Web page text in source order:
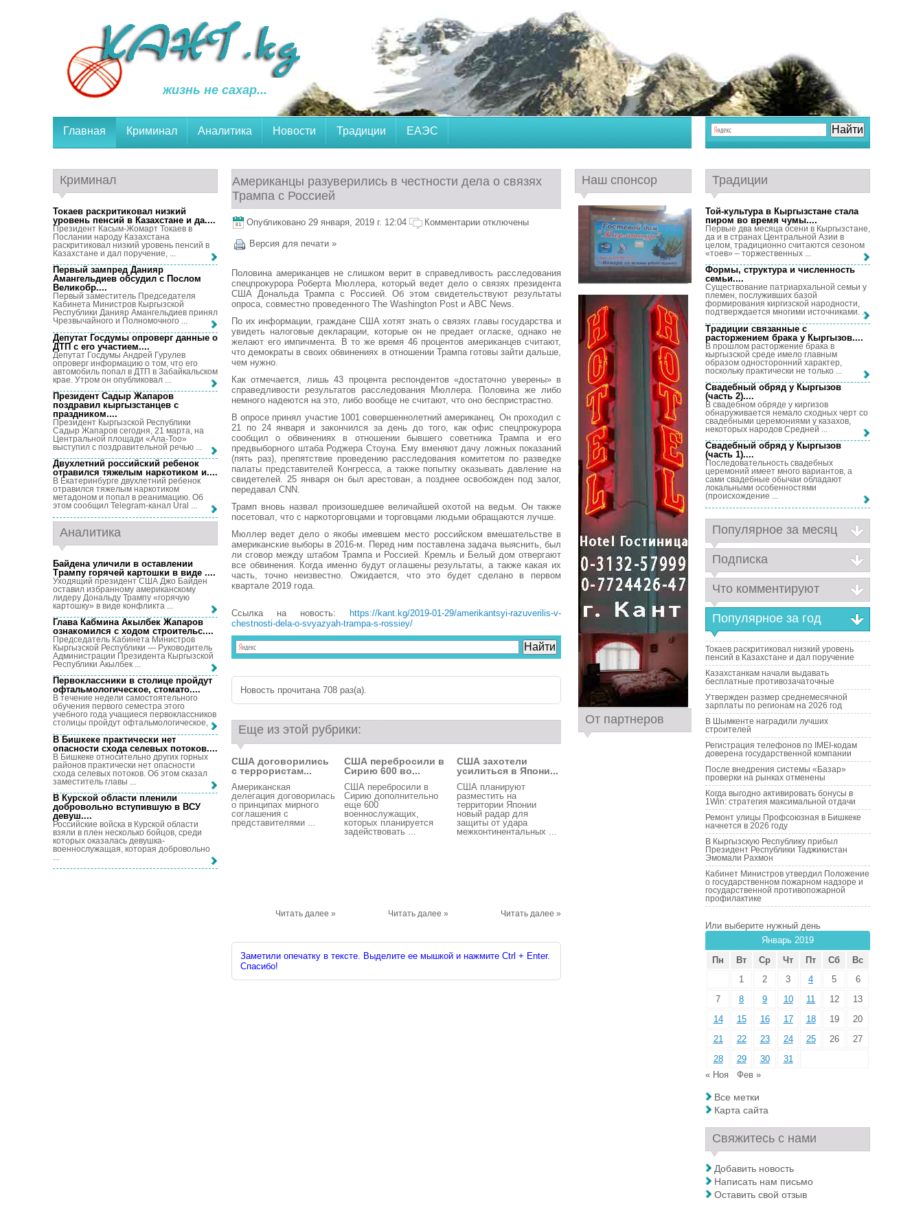
жизнь не сахар...
Главная Криминал Аналитика Новости Традиции ЕАЭС
Американцы разуверились в честности дела о связях
Трампа с Россией
Опубликовано 29 января, 2019 г. 12:04 Комментарии отключены
Версия для печати »
Половина американцев не слишком верит в справедливость расследования
спецпрокурора Роберта Мюллера, который ведет дело о связях президента
США Дональда Трампа с Россией. Об этом свидетельствуют результаты
опроса, совместно проведенного The Washington Post и ABC News.
По их информации, граждане США хотят знать о связях главы государства и
увидеть налоговые декларации, которые он не предает огласке, однако не
желают его импичмента. В то же время 46 процентов американцев считают,
что демократы в своих обвинениях в отношении Трампа готовы зайти дальше,
чем нужно.
Как отмечается, лишь 43 процента респондентов «достаточно уверены» в
справедливости результатов расследования Мюллера. Половина же либо
немного надеются на это, либо вообще не считают, что оно беспристрастно.
В опросе принял участие 1001 совершеннолетний американец. Он проходил с
21 по 24 января и закончился за день до того, как офис спецпрокурора
сообщил о обвинениях в отношении бывшего советника Трампа и его
предвыборного штаба Роджера Стоуна. Ему вменяют дачу ложных показаний
(пять раз), препятствие проведению расследования комитетом по разведке
палаты представителей Конгресса, а также попытку оказывать давление на
свидетелей. 25 января он был арестован, а позднее освобожден под залог,
передавал CNN.
Трамп вновь назвал произошедшее величайшей охотой на ведьм. Он также
посетовал, что с наркоторговцами и торговцами людьми обращаются лучше.
Мюллер ведет дело о якобы имевшем место российском вмешательстве в
американские выборы в 2016-м. Перед ним поставлена задача выяснить, был
ли сговор между штабом Трампа и Россией. Кремль и Белый дом отвергают
все обвинения. Когда именно будут оглашены результаты, а также какая их
часть, точно неизвестно. Ожидается, что это будет сделано в первом
квартале 2019 года.
Ссылка на новость:
https://kant.kg/2019-01-29/amerikantsyi-razuverilis-v-
chestnosti-dela-o-svyazyah-trampa-s-rossiey/
Новость прочитана 708 раз(a).
Еще из этой рубрики:
США договорились
с террористам...
Американская
делегация договорилась
о принципах мирного
соглашения с
представителями ...
Читать далее »
США перебросили в
Сирию 600 во...
США перебросили в
Сирию дополнительно
еще 600
военнослужащих,
которых планируется
задействовать ...
Читать далее »
США захотели
усилиться в Япони...
США планируют
разместить на
территории Японии
новый радар для
защиты от удара
межконтинентальных ...
Читать далее »
Заметили опечатку в тексте. Выделите ее мышкой и нажмите Ctrl + Enter.
Спасибо!
Криминал
Токаев раскритиковал низкий
уровень пенсий в Казахстане и да....
Президент Касым-Жомарт Токаев в
Послании народу Казахстана
раскритиковал низкий уровень пенсий в
Казахстане и дал поручение, ...
Первый зампред Данияр
Амангельдиев обсудил с Послом
Великобр....
Первый заместитель Председателя
Кабинета Министров Кыргызской
Республики Данияр Амангельдиев принял
Чрезвычайного и Полномочного ...
Депутат Госдумы опроверг данные о
ДТП с его участием....
Депутат Госдумы Андрей Гурулев
опроверг информацию о том, что его
автомобиль попал в ДТП в Забайкальском
крае. Утром он опубликовал ...
Президент Садыр Жапаров
поздравил кыргызстанцев с
праздником....
Президент Кыргызской Республики
Садыр Жапаров сегодня, 21 марта, на
Центральной площади «Ала-Тоо»
выступил с поздравительной речью ...
Двухлетний российский ребенок
отравился тяжелым наркотиком и....
В Екатеринбурге двухлетний ребенок
отравился тяжелым наркотиком
метадоном и попал в реанимацию. Об
этом сообщил Telegram-канал Ural ...
Аналитика
Байдена уличили в оставлении
Трампу горячей картошки в виде ....
Уходящий президент США Джо Байден
оставил избранному американскому
лидеру Дональду Трампу «горячую
картошку» в виде конфликта ...
Глава Кабмина Акылбек Жапаров
ознакомился с ходом строительс....
Председатель Кабинета Министров
Кыргызской Республики — Руководитель
Администрации Президента Кыргызской
Республики Акылбек ...
Первоклассники в столице пройдут
офтальмологическое, стомато....
В течение недели самостоятельного
обучения первого семестра этого
учебного года учащиеся первоклассников
столицы пройдут офтальмологическое, ...
В Бишкеке практически нет
опасности схода селевых потоков....
В Бишкеке относительно других горных
районов практически нет опасности
схода селевых потоков. Об этом сказал
заместитель главы ...
В Курской области пленили
добровольно вступившую в ВСУ
девуш....
Российские войска в Курской области
взяли в плен несколько бойцов, среди
которых оказалась девушка-
военнослужащая, которая добровольно
...
Наш спонсор
От партнеров
Традиции
Той-культура в Кыргызстане стала
пиром во время чумы....
Первые два месяца осени в Кыргызстане,
да и в странах Центральной Азии в
целом, традиционно считаются сезоном
«тоев» – торжественных ...
Формы, структура и численность
семьи....
Существование патриархальной семьи у
племен, послуживших базой
формирования киргизской народности,
подтверждается многими источниками. ...
Традиции связанные с
расторжением брака у Кыргызов....
В прошлом расторжение брака в
кыргызской среде имело главным
образом односторонний характер,
поскольку практически не только ...
Свадебный обряд у Кыргызов
(часть 2)....
В свадебном обряде у киргизов
обнаруживается немало сходных черт со
свадебными церемониями у казахов,
некоторых народов Средней ...
Свадебный обряд у Кыргызов
(часть 1)....
Последовательность свадебных
церемоний имеет много вариантов, а
сами свадебные обычаи обладают
локальными особенностями
(происхождение ...
Популярное за месяц
Подписка
Что комментируют
Популярное за год
Токаев раскритиковал низкий уровень
пенсий в Казахстане и дал поручение
Казахстанкам начали выдавать
бесплатные противозачаточные
Утвержден размер среднемесячной
зарплаты по регионам на 2026 год
В Шымкенте наградили лучших
строителей
Регистрация телефонов по IMEI-кодам
доверена государственной компании
После внедрения системы «Базар»
проверки на рынках отменены
Когда выгодно активировать бонусы в
1Win: стратегия максимальной отдачи
Ремонт улицы Профсоюзная в Бишкеке
начнется в 2026 году
В Кыргызскую Республику прибыл
Президент Республики Таджикистан
Эмомали Рахмон
Кабинет Министров утвердил Положение
о государственном пожарном надзоре и
государственной противопожарной
профилактике
Или выберите нужный день
Январь 2019
Пн
Вт Ср Чт Пт Сб
Вс
1
2 3 4 5
6
7
8 9 10 11 12
13
14
15 16 17 18 19
20
21
22 23 24 25 26
27
28
29 30
31
« Ноя
Фев »
Все метки
Карта сайта
Свяжитесь с нами
Добавить новость
Написать нам письмо
Оставить свой отзыв